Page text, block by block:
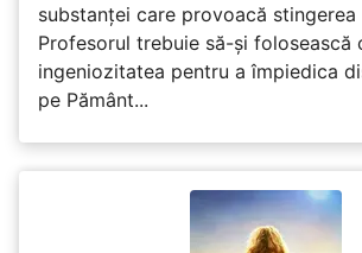
substanței care provoacă stingerea
Profesorul trebuie să-și folosească
ingeniozitatea pentru a împiedica
pe Pământ...